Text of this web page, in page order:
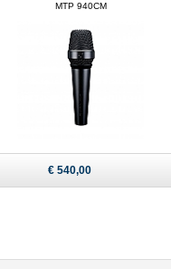
MTP 940CM
€ 540,00